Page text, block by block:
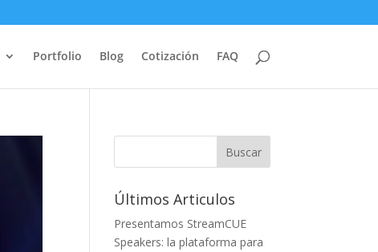
Portfolio Blog Cotización FAQ
Últimos Articulos
Presentamos StreamCUE
Speakers: la plataforma para